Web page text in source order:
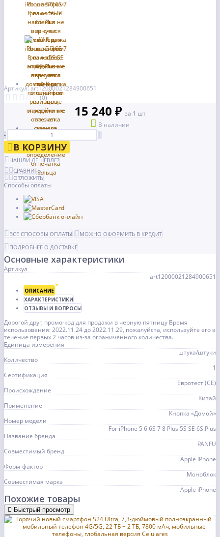
Артикул: art12000021284900651
(0)
15 240 ₽ за 1 шт
В наличии
-
+
В КОРЗИНУ
НАШЛИ ДЕШЕВЛЕ?
СРАВНИТЬ
ОТЛОЖИТЬ
Способы оплаты
ВСЕ СПОСОБЫ ОПЛАТЫ
МОЖНО ОФОРМИТЬ В КРЕДИТ
ПОДРОБНЕЕ О ДОСТАВКЕ
Основные характеристики
Артикул
art12000021284900651
ОПИСАНИЕ
ХАРАКТЕРИСТИКИ
ОТЗЫВЫ И ВОПРОСЫ
Дорогой друг, промо-код для продажи в черную пятницу Время
использования: 2022.11.24 до 2022.11.29, пожалуйста, используйте его в
течение первых 2 часов из-за ограниченного количества.
Единица измерения
штука/штуки
Количество
1
Сертификация
Евротест (СЕ)
Происхождение
Китай
Применение
Кнопка «Домой»
Номер модели
For iPhone 5 6 6S 7 8 Plus 5S SE 6S Plus
Название бренда
PANFU
Совместимый бренд
Apple iPhone
Форм-фактор
Моноблок
Совместимая марка
Apple iPhone
Похожие товары
Быстрый просмотр